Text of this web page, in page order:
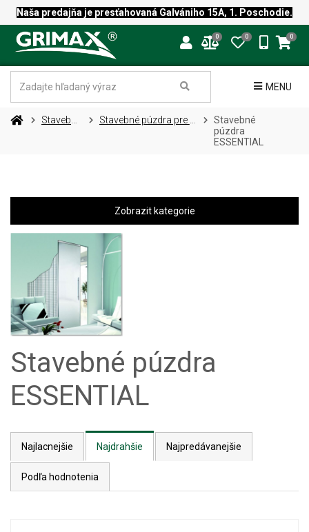
Naša predajňa je presťahovaná Galvániho 15A, 1. Poschodie.
0 0 0
MENU
Stavebné
púzdra
ESSENTIAL
Zobrazit kategorie
Stavebné púzdra
ESSENTIAL
Najlacnejšie Najdrahšie Najpredávanejšie
Podľa hodnotenia